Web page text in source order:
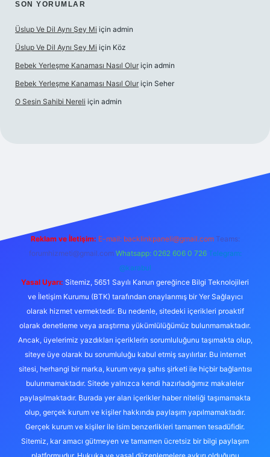
SON YORUMLAR
Üslup Ve Dil Aynı Şey Mi için admin
Üslup Ve Dil Aynı Şey Mi için Köz
Bebek Yerleşme Kanaması Nasıl Olur için admin
Bebek Yerleşme Kanaması Nasıl Olur için Seher
O Sesin Sahibi Nereli için admin
Reklam ve İletişim: E-mail: backlinkpaneli@gmail.com Teams:
forumhizmeti@gmail.com Whatsapp: 0262 606 0 726 Telegram:
@karabul
Yasal Uyarı: Sitemiz, 5651 Sayılı Kanun gereğince Bilgi Teknolojileri
ve İletişim Kurumu (BTK) tarafından onaylanmış bir Yer Sağlayıcı
olarak hizmet vermektedir. Bu nedenle, sitedeki içerikleri proaktif
olarak denetleme veya araştırma yükümlülüğümüz bulunmamaktadır.
Ancak, üyelerimiz yazdıkları içeriklerin sorumluluğunu taşımakta olup,
siteye üye olarak bu sorumluluğu kabul etmiş sayılırlar. Bu internet
sitesi, herhangi bir marka, kurum veya şahıs şirketi ile hiçbir bağlantısı
bulunmamaktadır. Sitede yalnızca kendi hazırladığımız makaleler
paylaşılmaktadır. Burada yer alan içerikler haber niteliği taşımamakta
olup, gerçek kurum ve kişiler hakkında paylaşım yapılmamaktadır.
Gerçek kurum ve kişiler ile isim benzerlikleri tamamen tesadüfidir.
Sitemiz, kar amacı gütmeyen ve tamamen ücretsiz bir bilgi paylaşım